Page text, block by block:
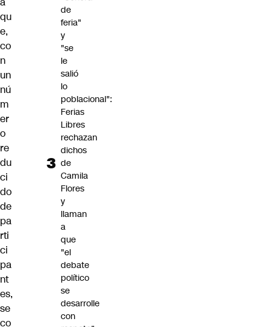
qu
e,
co
n
un
nú
m
er
o
re
du
ci
do
de
pa
rti
ci
pa
nt
es,
se
co
de
feria"
y
"se
le
salió
lo
poblacional":
Ferias
Libres
rechazan
dichos
de
Camila
Flores
y
llaman
a
que
"el
debate
político
se
desarrolle
con